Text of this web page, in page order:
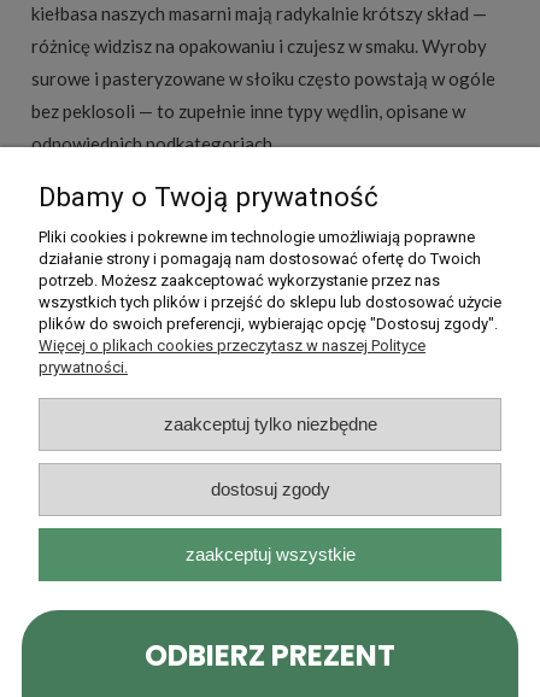
kiełbasa naszych masarni mają radykalnie krótszy skład —
różnicę widzisz na opakowaniu i czujesz w smaku. Wyroby
surowe i pasteryzowane w słoiku często powstają w ogóle
bez peklosoli — to zupełnie inne typy wędlin, opisane w
odpowiednich podkategoriach.
Tradycyjne wędzenie w masarniach
rzemieślniczych
Tradycyjna wędlina rodzi się w wędzarni — to nie metafora,
lecz fakt technologiczny. Mięso wieprzowe lub drobiowe
trafia tam po peklowaniu, a dym z drewna owocowego
wyjątkowy smak i aromat. Tradycyjne wyroby — szynka
wędzona, kabanos wieprzowy, kiełbasa krakowska —
wymagają od kilkunastu godzin do nawet kilku dni pieczenia,
suszenia i wędzenia w niskiej temperaturze. To proces,
którego masowa produkcja przemysłowa nie potrafi
odtworzyć. Każda kiełbasa wędzona dymem z naszej oferty
przechodzi pełny tradycyjny cykl, dlatego klienci wracają do
nas po autentyczny smak swojskich wyrobów.
Dbamy o Twoją prywatność
Pliki cookies i pokrewne im technologie umożliwiają poprawne
działanie strony i pomagają nam dostosować ofertę do Twoich
potrzeb. Możesz zaakceptować wykorzystanie przez nas
wszystkich tych plików i przejść do sklepu lub dostosować użycie
plików do swoich preferencji, wybierając opcję "Dostosuj zgody".
Więcej o plikach cookies przeczytasz w naszej Polityce
prywatności.
zaakceptuj tylko niezbędne
dostosuj zgody
zaakceptuj wszystkie